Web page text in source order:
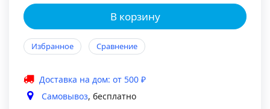
В корзину
Избранное Сравнение
Доставка на дом: от 500 ₽
Самовывоз, бесплатно